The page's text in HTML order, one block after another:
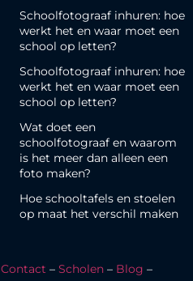
Schoolfotograaf inhuren: hoe
werkt het en waar moet een
school op letten?
Schoolfotograaf inhuren: hoe
werkt het en waar moet een
school op letten?
Wat doet een
schoolfotograaf en waarom
is het meer dan alleen een
foto maken?
Hoe schooltafels en stoelen
op maat het verschil maken
Contact – Scholen – Blog –